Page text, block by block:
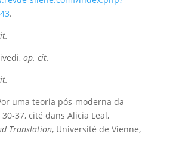
.
op. cit.
uma teoria pós-moderna da
cité dans Alicia Leal,
Translation, Université de Vienne,